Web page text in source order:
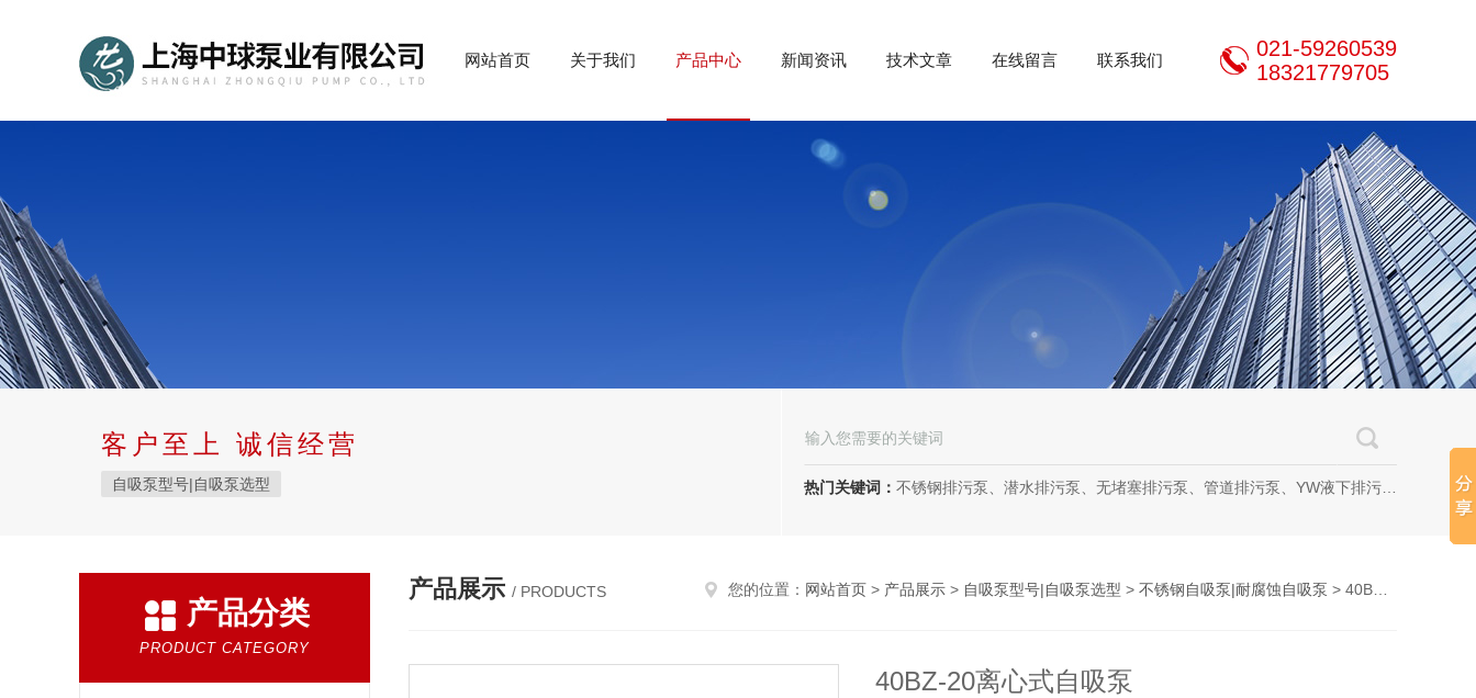
网站首页 关于我们 产品中心 新闻资讯 技术文章 在线留言 联系我们
021-59260539
18321779705
客户至上 诚信经营
自吸泵型号|自吸泵选型 热门关键词： 不锈钢排污泵、潜水排污泵、无堵塞排污泵、管道排污泵、YW液下排污泵、立式无堵塞排污泵、管道离心泵、无堵塞自吸泵、不锈钢离心泵
产品分类
PRODUCT CATEGORY
产品展示 / PRODUCTS 您的位置： 网站首页 > 产品展示 > 自吸泵型号|自吸泵选型 > 不锈钢自吸泵|耐腐蚀自吸泵 > 40BZ-20离心式自吸泵
40BZ-20离心式自吸泵